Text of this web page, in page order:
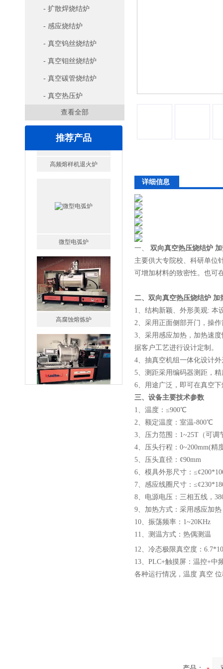
- 扩散焊烧结炉
- 感应烧结炉
- 真空钨丝烧结炉
- 真空钼丝烧结炉
- 真空碳管烧结炉
- 真空热压炉
查看全部
推荐产品
高腐蚀熔炼炉
一托二真空熔炼炉
详细信息
一、 双向真空热压烧结炉
主要供大专院校、科研单位
可增加材料的致密性。也可
二、双向真空热压烧结炉
1、结构新颖、外形美观: 本
2、采用正面侧部开门，操
3、采用感应加热，加热速
据客户工艺进行设计定制。
4、抽真空机组一体化设计
5、测距采用编码器测距，
6、用途广泛，即可在真空
三、设备主要技术参数
1、温度：≤900℃
2、额定温度：室温-800℃
3、压力范围：1~25T（可调
4、压头行程：0~200mm(精
5、压头直径：¢90mm
6、模具外形尺寸：
7、感应线圈尺寸：
8、电源电压：三相五线，
9、加热方式：采用感应加
10、振荡频率：1~20KHz
11、测温方式：热偶测温
12、冷态极限真空度：6.7*10
13、PLC+触摸屏：温控+中
各种运行情况，温度 真空